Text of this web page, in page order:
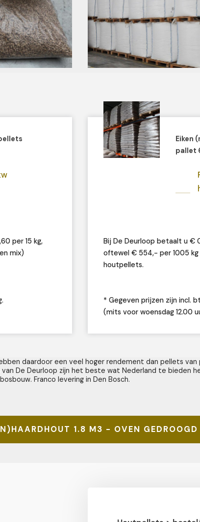
per 15 kg,
mix)
Eiken
pallet
Bij De Deurloop betaalt u €
oftewel € 554,- per 1005 kg
houtpellets.
* Gegeven prijzen zijn incl.
(mits voor woensdag 12.00
daardoor een veel hoger rendement dan pellets
De Deurloop zijn het beste wat Nederland te bieden
Franco levering in Den Bosch.
1.8 M3 - OVEN GEDROOGD